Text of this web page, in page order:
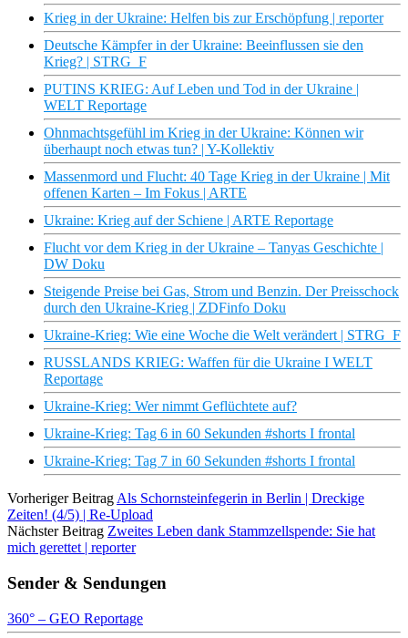
Krieg in der Ukraine: Helfen bis zur Erschöpfung | reporter
Deutsche Kämpfer in der Ukraine: Beeinflussen sie den
Krieg? | STRG_F
PUTINS KRIEG: Auf Leben und Tod in der Ukraine |
WELT Reportage
Ohnmachtsgefühl im Krieg in der Ukraine: Können wir
überhaupt noch etwas tun? | Y-Kollektiv
Massenmord und Flucht: 40 Tage Krieg in der Ukraine | Mit
offenen Karten – Im Fokus | ARTE
Ukraine: Krieg auf der Schiene | ARTE Reportage
Flucht vor dem Krieg in der Ukraine – Tanyas Geschichte |
DW Doku
Steigende Preise bei Gas, Strom und Benzin. Der Preisschock
durch den Ukraine-Krieg | ZDFinfo Doku
Ukraine-Krieg: Wie eine Woche die Welt verändert | STRG_F
RUSSLANDS KRIEG: Waffen für die Ukraine I WELT
Reportage
Ukraine-Krieg: Wer nimmt Geflüchtete auf?
Ukraine-Krieg: Tag 6 in 60 Sekunden #shorts I frontal
Ukraine-Krieg: Tag 7 in 60 Sekunden #shorts I frontal
Vorheriger Beitrag Als Schornsteinfegerin in Berlin | Dreckige
Zeiten! (4/5) | Re-Upload
Nächster Beitrag Zweites Leben dank Stammzellspende: Sie hat
mich gerettet | reporter
Sender & Sendungen
360° – GEO Reportage